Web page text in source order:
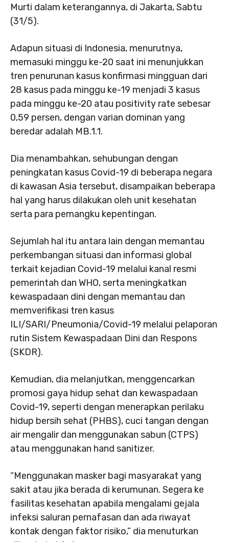
Murti dalam keterangannya, di Jakarta, Sabtu
(31/5).
Adapun situasi di Indonesia, menurutnya,
memasuki minggu ke-20 saat ini menunjukkan
tren penurunan kasus konfirmasi mingguan dari
28 kasus pada minggu ke-19 menjadi 3 kasus
pada minggu ke-20 atau positivity rate sebesar
0,59 persen, dengan varian dominan yang
beredar adalah MB.1.1.
Dia menambahkan, sehubungan dengan
peningkatan kasus Covid-19 di beberapa negara
di kawasan Asia tersebut, disampaikan beberapa
hal yang harus dilakukan oleh unit kesehatan
serta para pemangku kepentingan.
Sejumlah hal itu antara lain dengan memantau
perkembangan situasi dan informasi global
terkait kejadian Covid-19 melalui kanal resmi
pemerintah dan WHO, serta meningkatkan
kewaspadaan dini dengan memantau dan
memverifikasi tren kasus
ILI/SARI/Pneumonia/Covid-19 melalui pelaporan
rutin Sistem Kewaspadaan Dini dan Respons
(SKDR).
Kemudian, dia melanjutkan, menggencarkan
promosi gaya hidup sehat dan kewaspadaan
Covid-19, seperti dengan menerapkan perilaku
hidup bersih sehat (PHBS), cuci tangan dengan
air mengalir dan menggunakan sabun (CTPS)
atau menggunakan hand sanitizer.
“Menggunakan masker bagi masyarakat yang
sakit atau jika berada di kerumunan. Segera ke
fasilitas kesehatan apabila mengalami gejala
infeksi saluran pernafasan dan ada riwayat
kontak dengan faktor risiko,” dia menuturkan